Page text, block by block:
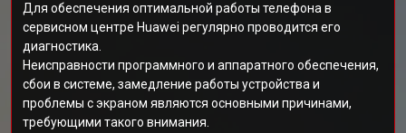
Для обеспечения оптимальной работы телефона в
сервисном центре Huawei регулярно проводится его
диагностика.
Неисправности программного и аппаратного обеспечения,
сбои в системе, замедление работы устройства и
проблемы с экраном являются основными причинами,
требующими такого внимания.